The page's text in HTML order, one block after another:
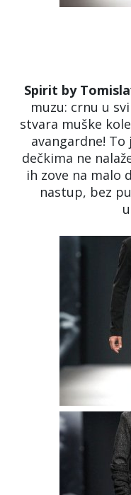
Spirit by
muzu: crnu u
stvara muške
avangardne!
dečkima ne
ih zove na malo
nastup, bez